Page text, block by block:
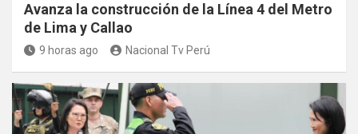
Avanza la construcción de la Línea 4 del Metro
de Lima y Callao
9 horas ago Nacional Tv Perú